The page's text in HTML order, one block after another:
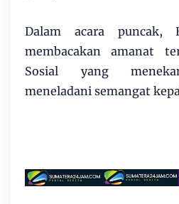
Dalam acara puncak,
membacakan amanat
Sosial yang
meneladani semangat